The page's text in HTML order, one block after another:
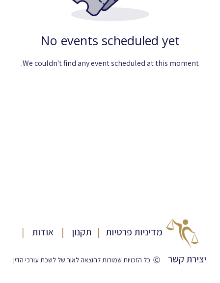
No events scheduled yet
We couldn't find any event scheduled at this moment.
מדיניות פרטיות | תקנון | אודות |
יצירת קשר Ⓒ כל הזכויות שמורות להוצאה לאור של לשכת עורכי הדין